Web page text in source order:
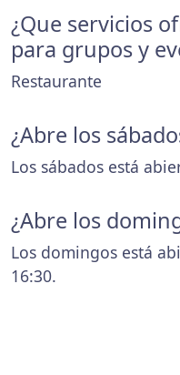
¿Que servicios
para grupos y
Restaurante
¿Abre los
Los sábados está
¿Abre los
Los domingos está
16:30.